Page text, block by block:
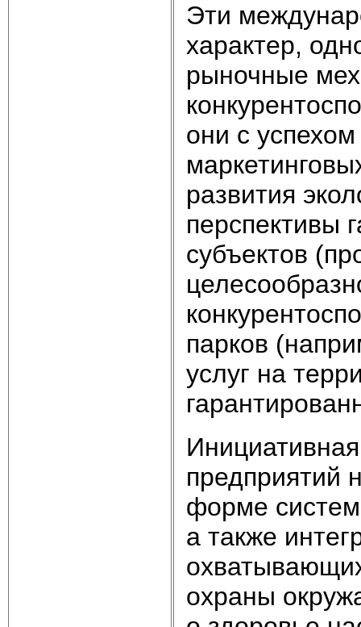
Эти
характер,
рыночные
они с
развития
перспективы
субъектов
парков
услуг на
предприятий
форме
а также
охраны